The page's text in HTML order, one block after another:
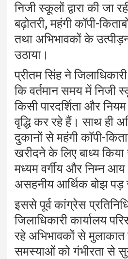
निजी स्कूलों द्वारा की जा
बढ़ोतरी, महंगी कॉपी-
तथा अभिभावकों के
उठाया।
प्रीतम सिंह ने
कि वर्तमान समय में निजी
किसी पारदर्शिता और
वृद्धि कर रहे हैं। साथ ही
दुकानों से महंगी कॉपी-
खरीदने के लिए बाध्य
मध्यम वर्गीय और निम्न आय
असहनीय आर्थिक बोझ पड़
इससे पूर्व कांग्रेस
जिलाधिकारी कार्यालय
रहे अभिभावकों से
समस्याओं को गंभीरता से